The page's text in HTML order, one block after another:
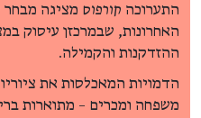
התערוכה קורפוס מציגה מבחר
האחרונות, שבמרכזן עיסוק
ההזדקנות והקמילה.
הדמויות המאכלסות את
משפחה ומכרים – מתוארות